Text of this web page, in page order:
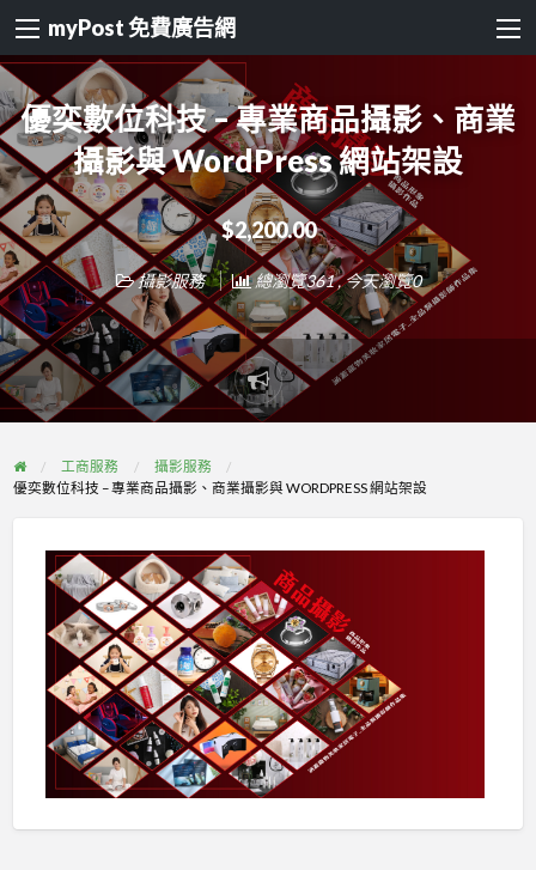
myPost 免費廣告網
優奕數位科技 – 專業商品攝影、商業
攝影與 WordPress 網站架設
$2,200.00
攝影服務 總瀏覽361 , 今天瀏覽0
Report
problem
工商服務
攝影服務
優奕數位科技 – 專業商品攝影、商業攝影與 WORDPRESS 網站架設